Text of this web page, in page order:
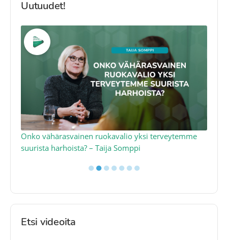
Uutuudet!
Onko vähärasvainen ruokavalio yksi terveytemme
suurista harhoista? – Taija Somppi
●●●●●●●
Etsi videoita